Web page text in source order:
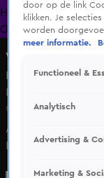
HomeUitzending
Oranjezomer
Vandaag
Raymond Mens
6 mrt 2025, 21:39
Amerika-
Inside een
door op de link
klikken. Je
worden
meer informatie.
Functioneel &
Analytisch
Advertising &
Marketing &